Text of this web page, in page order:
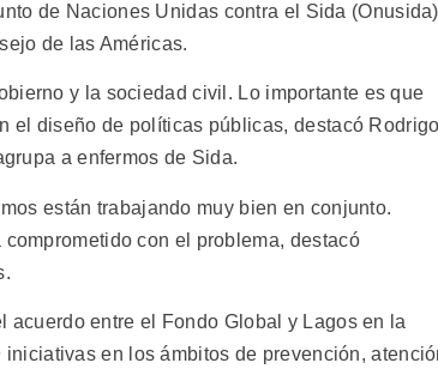
de Naciones Unidas contra el Sida (Onusida)
de las Américas.
y la sociedad civil. Lo importante es que
el diseño de políticas públicas, destacó
a enfermos de Sida.
están trabajando muy bien en conjunto.
con el problema, destacó
entre el Fondo Global y Lagos en la
en los ámbitos de prevención,